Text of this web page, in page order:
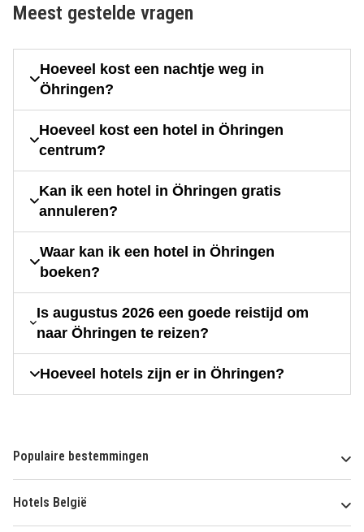
Meest gestelde vragen
Hoeveel kost een nachtje weg in
Öhringen?
Hoeveel kost een hotel in Öhringen
centrum?
Kan ik een hotel in Öhringen gratis
annuleren?
Waar kan ik een hotel in Öhringen
boeken?
Is augustus 2026 een goede reistijd om
naar Öhringen te reizen?
Hoeveel hotels zijn er in Öhringen?
Populaire bestemmingen
Hotels België